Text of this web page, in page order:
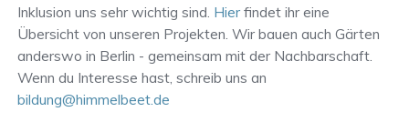
Inklusion uns sehr wichtig sind. Hierfindet ihr eine
Übersicht von unseren Projekten. Wir bauen auch Gärten
anderswo in Berlin - gemeinsam mit der Nachbarschaft.
Wenn du Interesse hast, schreib uns an
bildung@himmelbeet.de